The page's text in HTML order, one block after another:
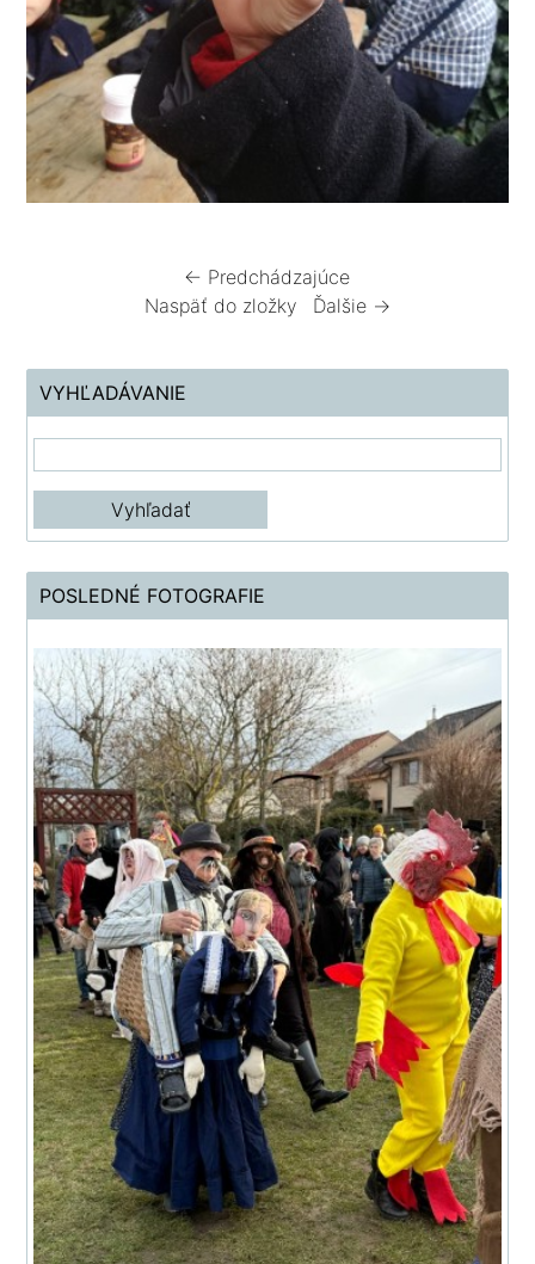
← Predchádzajúce
Naspäť do zložky
Ďalšie →
VYHĽADÁVANIE
POSLEDNÉ FOTOGRAFIE